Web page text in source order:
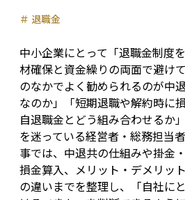
＃ 退職金
中小企業にとって「退職金制度
材確保と資金繰りの両面で避け
のなかでよく勧められるのが中
なのか」「短期退職や解約時に
自退職金とどう組み合わせるか
を迷っている経営者・総務担当
事では、中退共の仕組みや掛金
損金算入、メリット・デメリッ
の違いまでを整理し、「自社に